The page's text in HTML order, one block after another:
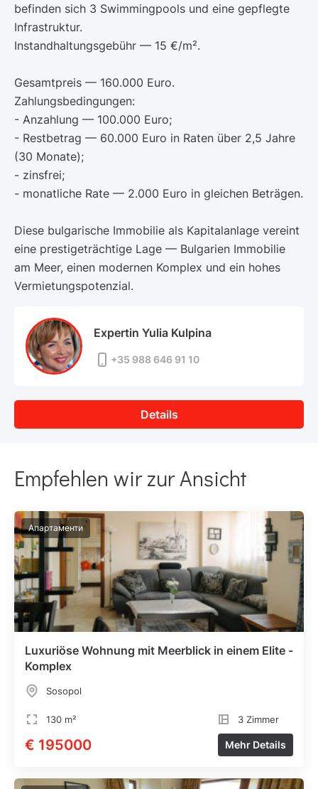
befinden sich 3 Swimmingpools und eine gepflegte
Infrastruktur.
Instandhaltungsgebühr — 15 €/m².
Gesamtpreis — 160.000 Euro.
Zahlungsbedingungen:
- Anzahlung — 100.000 Euro;
- Restbetrag — 60.000 Euro in Raten über 2,5 Jahre
(30 Monate);
- zinsfrei;
- monatliche Rate — 2.000 Euro in gleichen Beträgen.
Diese bulgarische Immobilie als Kapitalanlage vereint
eine prestigeträchtige Lage — Bulgarien Immobilie
am Meer, einen modernen Komplex und ein hohes
Vermietungspotenzial.
Expertin Yulia Kulpina
+35 988 646 91 10
Details
Empfehlen wir zur Ansicht
Апартаменти
Luxuriöse Wohnung mit Meerblick in einem Elite -
Komplex
Sosopol
130 m² 3 Zimmer
€ 195000 Mehr Details